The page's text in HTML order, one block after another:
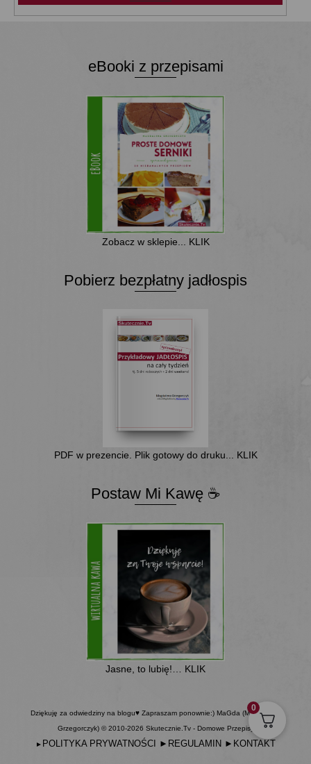
eBooki z przepisami
Zobacz w sklepie... KLIK
Pobierz bezpłatny jadłospis
PDF w prezencie. Plik gotowy do druku... KLIK
Postaw Mi Kawę ☕
Jasne, to lubię!… KLIK
Dziękuję za odwiedziny na blogu♥ Zapraszam ponownie:) MaGda (Magdalena
Grzegorczyk) © 2010-2026 Skutecznie.Tv - Domowe Przepisy
► POLITYKA PRYWATNOŚCI ► REGULAMIN ► KONTAKT
0